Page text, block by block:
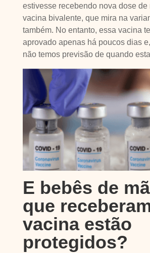
estivesse recebendo nova dose de
vacina bivalente, que mira na
também. No entanto, essa vacina
aprovado apenas há poucos dias
não temos previsão de quando
E bebês de
que
vacina estão
protegidos?